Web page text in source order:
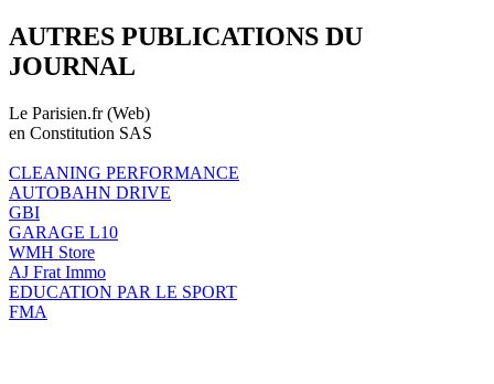
AUTRES PUBLICATIONS DU
JOURNAL
Le Parisien.fr (Web)
en Constitution SAS
CLEANING PERFORMANCE
AUTOBAHN DRIVE
GBI
GARAGE L10
WMH Store
AJ Frat Immo
EDUCATION PAR LE SPORT
FMA